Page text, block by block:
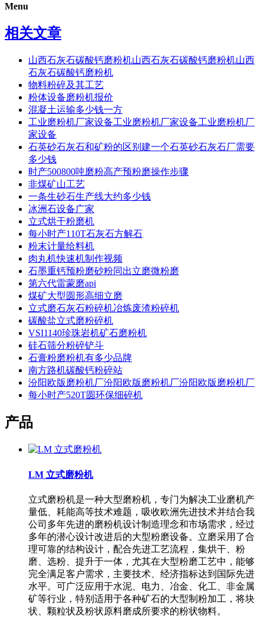
Menu
相关文章
山西石灰石碳酸钙磨粉机山西石灰石碳酸钙磨粉机山西
石灰石碳酸钙磨粉机
物料粉碎及其工艺
粉体设备磨粉机报价
混凝土运输多少钱一方
工业磨粉机厂家设备工业磨粉机厂家设备工业磨粉机厂
家设备
石英砂石灰石和矿粉的区别建一个石英砂石灰石厂需要
多少钱
时产500800吨磨粉高产预粉磨操作步骤
非煤矿山工艺
一条生砂石生产线大约多少钱
冰洲石设备广家
立式烘干粉磨机
每小时产110T石灰石方解石
粉末计量给料机
肉丸机快速机制作视频
石墨重钙预粉磨砂粉同出立磨微粉磨
第六代雷蒙磨api
煤矿大型圆形高细立磨
立式磨石灰石粉碎机冶炼废渣粉碎机
碳酸盐立式磨粉碎机
VSI1140珍珠岩机矿石磨粉机
硅石筛分粉碎铲斗
石膏粉磨粉机有多少品牌
南方路机碳酸钙粉碎站
汾阳欧版磨粉机厂汾阳欧版磨粉机厂汾阳欧版磨粉机厂
每小时产520T圆环保细碎机
产品
LM 立式磨粉机
立式磨粉机是一种大型磨粉机，专门为解决工业磨机产
量低、耗能高等技术难题，吸收欧洲先进技术并结合我
公司多年先进的磨粉机设计制造理念和市场需求，经过
多年的潜心设计改进后的大型粉磨设备。立磨采用了合
理可靠的结构设计，配合先进工艺流程，集烘干、粉
磨、选粉、提升于一体，尤其在大型粉磨工艺中，能够
完全满足客户需求，主要技术、经济指标达到国际先进
水平。可广泛应用于水泥、电力、冶金、化工、非金属
矿等行业，特别适用于各种矿石的大型制粉加工，将块
状、颗粒状及粉状原料磨成所要求的粉状物料。